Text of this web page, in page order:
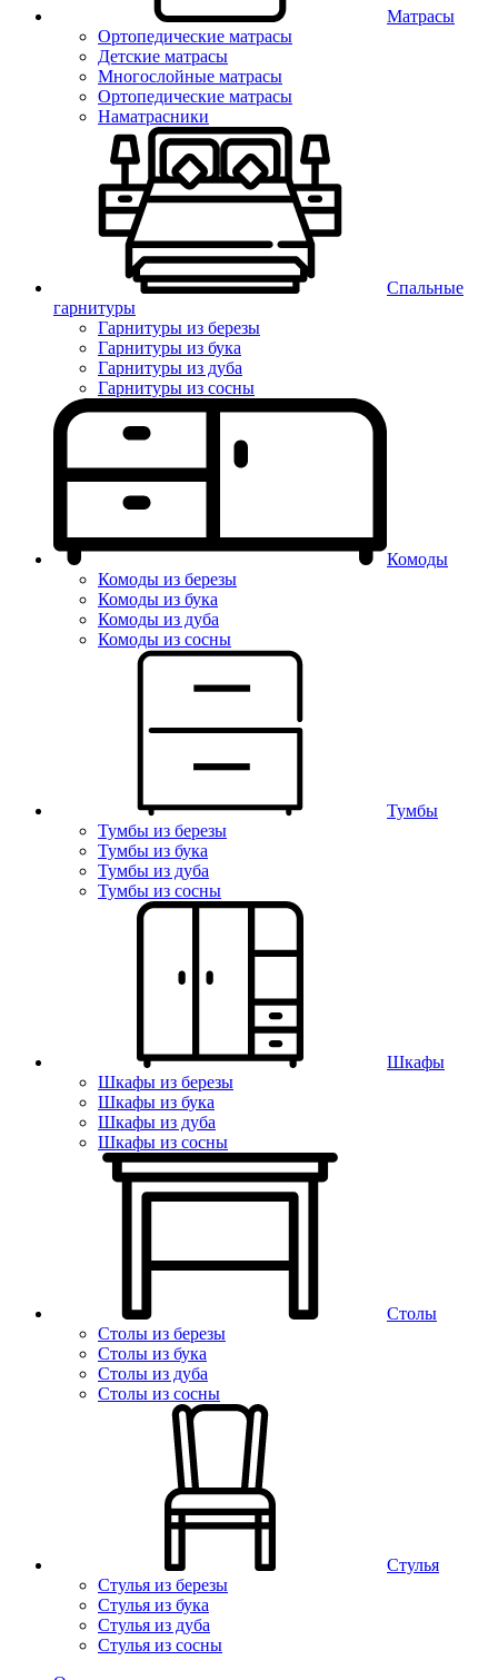
Матрасы
Ортопедические матрасы
Детские матрасы
Многослойные матрасы
Ортопедические матрасы
Наматрасники
Спальные
гарнитуры
Гарнитуры из березы
Гарнитуры из бука
Гарнитуры из дуба
Гарнитуры из сосны
Комоды
Комоды из березы
Комоды из бука
Комоды из дуба
Комоды из сосны
Тумбы
Тумбы из березы
Тумбы из бука
Тумбы из дуба
Тумбы из сосны
Шкафы
Шкафы из березы
Шкафы из бука
Шкафы из дуба
Шкафы из сосны
Столы
Столы из березы
Столы из бука
Столы из дуба
Столы из сосны
Стулья
Стулья из березы
Стулья из бука
Стулья из дуба
Стулья из сосны